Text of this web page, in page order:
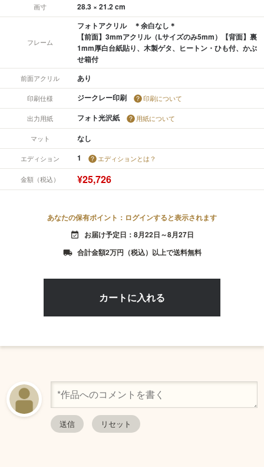
画寸 28.3 × 21.2 cm
フレーム
フォトアクリル ＊余白なし＊
【前面】3mmアクリル（Lサイズのみ5mm）【背面】裏
1mm厚白台紙貼り、木製ゲタ、ヒートン・ひも付、かぶ
せ箱付
前面アクリル あり
印刷仕様 ジークレー印刷 印刷について
出力用紙 フォト光沢紙 用紙について
マット なし
エディション 1 エディションとは？
金額（税込） ¥25,726
あなたの保有ポイント：ログインすると表示されます
event_available お届け予定日：8月22日～8月27日
local_shipping 合計金額2万円（税込）以上で送料無料